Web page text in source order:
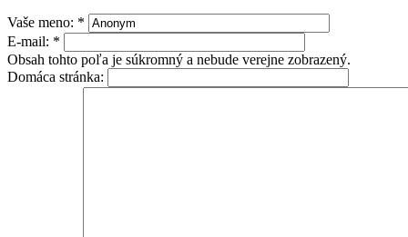
Vaše meno: *
E-mail: *
Obsah tohto poľa je súkromný a nebude verejne zobrazený.
Domáca stránka: